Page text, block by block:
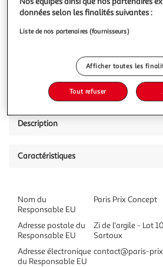
Description
Caractéristiques
Nom du
Responsable EU
Paris Prix Concept
Adresse postale du
Responsable EU
Zi de l'argile - Lot
Sartoux
Adresse électronique
du Responsable EU
contact@paris-
données selon les finalités suivantes :
Liste de nos partenaires (fournisseurs)
Afficher toutes les
Tout refuser